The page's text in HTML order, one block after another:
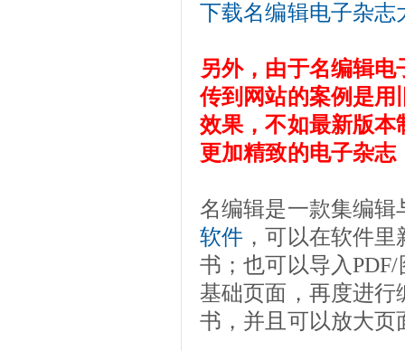
下载名编辑电子杂志
另外，由于名编辑
传到网站的案例是用
效果，不如最新版本
更加精致的电子杂
名编辑是一款集编
软件 ，可以在软件
书；也可以导入
基础页面，再度进
书，并且可以放大页